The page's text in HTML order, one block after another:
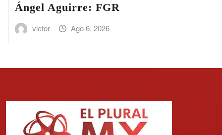
Aguirre: FGR
victor Ago 6, 2026